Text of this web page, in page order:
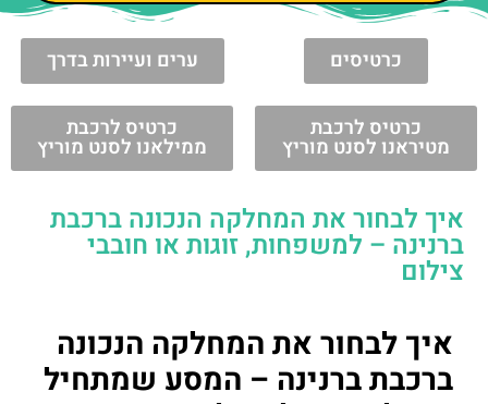
כרטיסים ערים ועיירות בדרך
כרטיס לרכבת
מטיראנו לסנט מוריץ
כרטיס לרכבת
ממילאנו לסנט מוריץ
איך לבחור את המחלקה הנכונה ברכבת
ברנינה – למשפחות, זוגות או חובבי
צילום
איך לבחור את המחלקה הנכונה
ברכבת ברנינה – המסע שמתחיל